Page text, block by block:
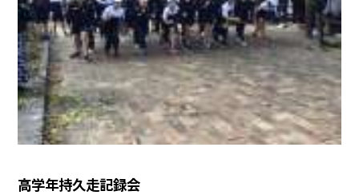
高学年持久走記録会